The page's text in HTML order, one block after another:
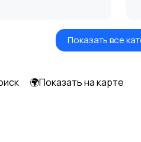
Спутниковое иПоказать все
🌍Показать на карте